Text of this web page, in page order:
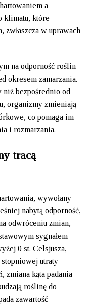
a
klimatu, które
zwłaszcza w uprawach
na odporność roślin
okresem zamarzania.
bezpośrednio od
organizmy zmieniają
co pomaga im
i rozmarzania.
tracą
wywołany
nabytą odporność,
odwróceniu zmian,
sygnałem
0 st. Celsjusza,
utraty
zmiana kąta padania
roślinę do
zawartość